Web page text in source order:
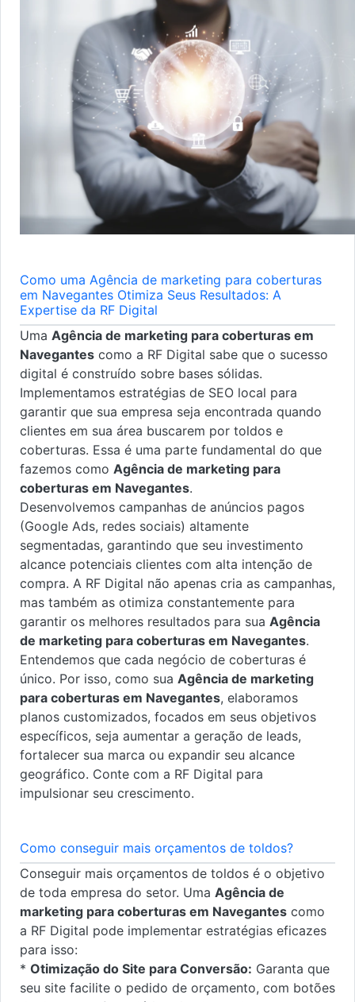
Como uma Agência de marketing para coberturas
em Navegantes Otimiza Seus Resultados: A
Expertise da RF Digital
Uma Agência de marketing para coberturas em
Navegantes como a RF Digital sabe que o sucesso
digital é construído sobre bases sólidas.
Implementamos estratégias de SEO local para
garantir que sua empresa seja encontrada quando
clientes em sua área buscarem por toldos e
coberturas. Essa é uma parte fundamental do que
fazemos como Agência de marketing para
coberturas em Navegantes.
Desenvolvemos campanhas de anúncios pagos
(Google Ads, redes sociais) altamente
segmentadas, garantindo que seu investimento
alcance potenciais clientes com alta intenção de
compra. A RF Digital não apenas cria as campanhas,
mas também as otimiza constantemente para
garantir os melhores resultados para sua Agência
de marketing para coberturas em Navegantes.
Entendemos que cada negócio de coberturas é
único. Por isso, como sua Agência de marketing
para coberturas em Navegantes, elaboramos
planos customizados, focados em seus objetivos
específicos, seja aumentar a geração de leads,
fortalecer sua marca ou expandir seu alcance
geográfico. Conte com a RF Digital para
impulsionar seu crescimento.
Como conseguir mais orçamentos de toldos?
Conseguir mais orçamentos de toldos é o objetivo
de toda empresa do setor. Uma Agência de
marketing para coberturas em Navegantes como
a RF Digital pode implementar estratégias eficazes
para isso:
* Otimização do Site para Conversão: Garanta que
seu site facilite o pedido de orçamento, com botões